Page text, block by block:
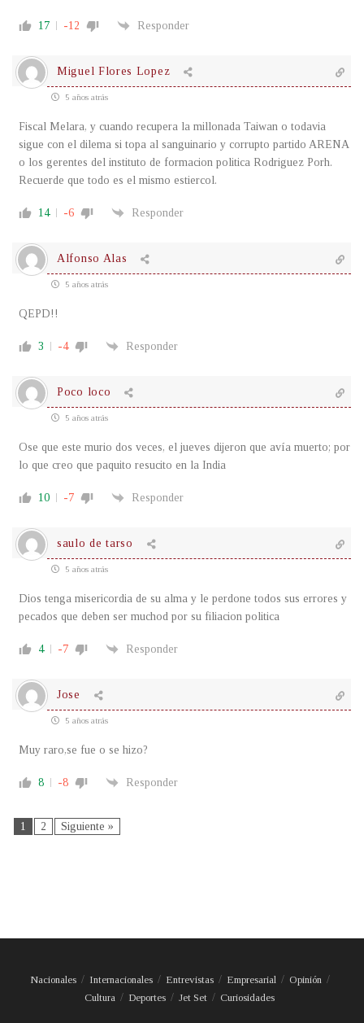
17 -12 Responder
Miguel Flores Lopez
5 años atrás
Fiscal Melara, y cuando recupera la millonada Taiwan o todavia
sigue con el dilema si topa al sanguinario y corrupto partido ARENA
o los gerentes del instituto de formacion politica Rodriguez Porh.
Recuerde que todo es el mismo estiercol.
14 -6 Responder
Alfonso Alas
5 años atrás
QEPD!!
3 -4 Responder
Poco loco
5 años atrás
Ose que este murio dos veces, el jueves dijeron que avía muerto; por
lo que creo que paquito resucito en la India
10 -7 Responder
saulo de tarso
5 años atrás
Dios tenga misericordia de su alma y le perdone todos sus errores y
pecados que deben ser muchod por su filiacion politica
4 -7 Responder
Jose
5 años atrás
Muy raro,se fue o se hizo?
8 -8 Responder
1 2 Siguiente »
Nacionales Internacionales Entrevistas Empresarial
Opinión
Cultura
Deportes Jet Set Curiosidades